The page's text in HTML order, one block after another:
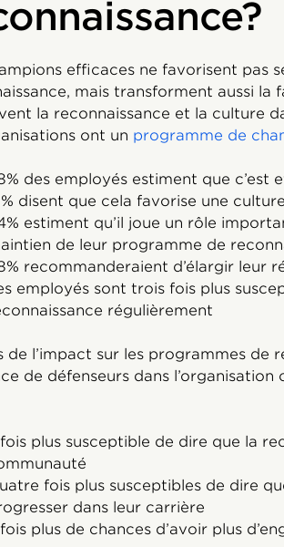
efficaces ne favorisent pas
mais transforment aussi la
la reconnaissance et la culture
ont un programme de
des employés estiment que c’est
disent que cela favorise une
estiment qu’il joue un rôle
de leur programme de
recommanderaient d’élargir leur
employés sont trois fois plus
régulièrement
de l’impact sur les programmes de
de défenseurs dans
plus susceptible de dire que la
fois plus susceptibles de dire
dans leur carrière
plus de chances d’avoir plus